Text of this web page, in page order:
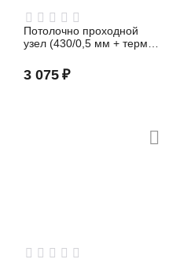
Потолочно проходной
узел (430/0,5 мм + термо)
Феррум
3 075 ₽